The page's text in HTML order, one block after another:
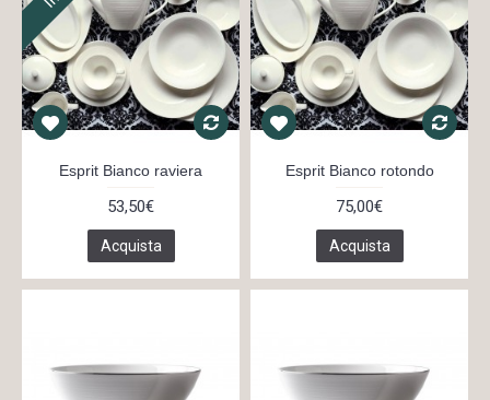
Esprit Bianco raviera
53,50€
Acquista
Esprit Bianco rotondo
75,00€
Acquista